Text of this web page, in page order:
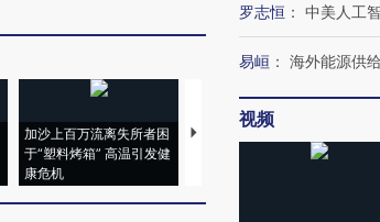
加沙上百万流离失所者困
于“塑料烤箱” 高温引发健
康危机
视线｜HYROX的吸金
术：是什么让中产们甘
罗志恒 ： 中美人工
易峘 ： 海外能源供
视频